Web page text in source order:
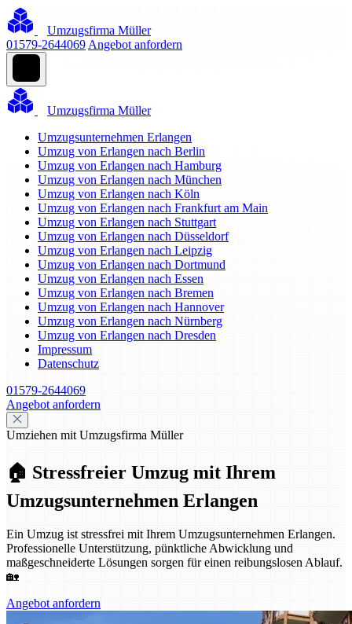
Umzugsfirma Müller
01579-2644069 Angebot anfordern
Umzugsfirma Müller
Umzugsunternehmen Erlangen
Umzug von Erlangen nach Berlin
Umzug von Erlangen nach Hamburg
Umzug von Erlangen nach München
Umzug von Erlangen nach Köln
Umzug von Erlangen nach Frankfurt am Main
Umzug von Erlangen nach Stuttgart
Umzug von Erlangen nach Düsseldorf
Umzug von Erlangen nach Leipzig
Umzug von Erlangen nach Dortmund
Umzug von Erlangen nach Essen
Umzug von Erlangen nach Bremen
Umzug von Erlangen nach Hannover
Umzug von Erlangen nach Nürnberg
Umzug von Erlangen nach Dresden
Impressum
Datenschutz
01579-2644069
Angebot anfordern
Umziehen mit Umzugsfirma Müller
🏠 Stressfreier Umzug mit Ihrem
Umzugsunternehmen Erlangen
Ein Umzug ist stressfrei mit Ihrem Umzugsunternehmen Erlangen.
Professionelle Unterstützung, pünktliche Abwicklung und
maßgeschneiderte Lösungen sorgen für einen reibungslosen Ablauf.
🏡
Angebot anfordern